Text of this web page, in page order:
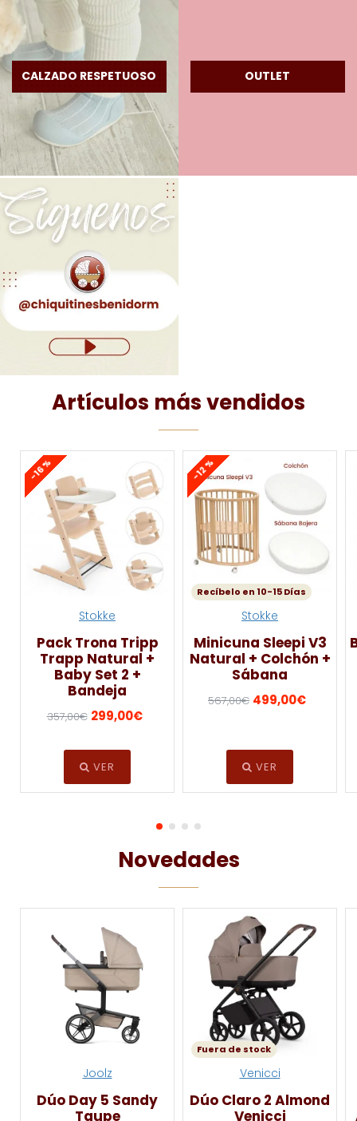
CALZADO RESPETUOSO OUTLET
Artículos más vendidos
-16 %
Stokke
Pack Trona Tripp
Trapp Natural +
Baby Set 2 +
Bandeja
357,00€ 299,00€
VER
-12 %
Recíbelo en 10-15 Días
Stokke
Minicuna Sleepi V3
Natural + Colchón +
Sábana
567,00€ 499,00€
VER
Novedades
Joolz
Dúo Day 5 Sandy
Taupe
Fuera de stock
Venicci
Dúo Claro 2 Almond
Venicci